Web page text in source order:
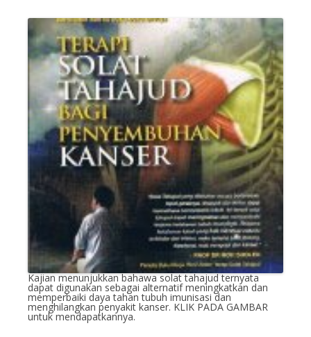
Kajian menunjukkan bahawa solat tahajud ternyata
dapat digunakan sebagai alternatif meningkatkan dan
memperbaiki daya tahan tubuh imunisasi dan
menghilangkan penyakit kanser. KLIK PADA GAMBAR
untuk mendapatkannya.